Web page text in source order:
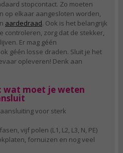
stopcontact. Zo moeten
op elkaar aangesloten worden,
aardedraad. Ook is het belangrijk
controleren, zorg dat de stekker,
Er mag géén
géén losse draden. Sluit je het
opleveren! Denk aan
wat moet je weten
voor sterk
vijf polen (L1, L2, L3, N, PE)
fornuizen en nog veel